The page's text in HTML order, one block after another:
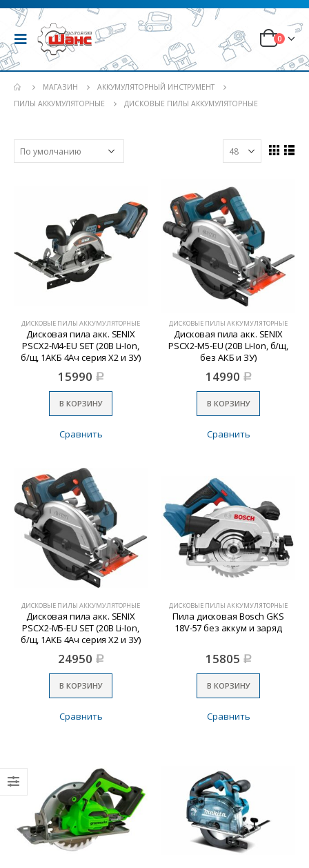
0
МАГАЗИН
АККУМУЛЯТОРНЫЙ ИНСТРУМЕНТ
ПИЛЫ АККУМУЛЯТОРНЫЕ
ДИСКОВЫЕ ПИЛЫ АККУМУЛЯТОРНЫЕ
ДИСКОВЫЕ ПИЛЫ АККУМУЛЯТОРНЫЕ
Дисковая пила акк. SENIX
PSCX2-M4-EU SET (20В Li-Ion,
б/щ, 1АКБ 4Ач серия X2 и ЗУ)
15990 Р
В КОРЗИНУ
Сравнить
ДИСКОВЫЕ ПИЛЫ АККУМУЛЯТОРНЫЕ
Дисковая пила акк. SENIX
PSCX2-M5-EU (20В Li-Ion, б/щ,
без АКБ и ЗУ)
14990 Р
В КОРЗИНУ
Сравнить
ДИСКОВЫЕ ПИЛЫ АККУМУЛЯТОРНЫЕ
Дисковая пила акк. SENIX
PSCX2-M5-EU SET (20В Li-Ion,
б/щ, 1АКБ 4Ач серия Х2 и ЗУ)
24950 Р
В КОРЗИНУ
Сравнить
ДИСКОВЫЕ ПИЛЫ АККУМУЛЯТОРНЫЕ
Пила дисковая Bosch GKS
18V-57 без аккум и заряд
15805 Р
В КОРЗИНУ
Сравнить